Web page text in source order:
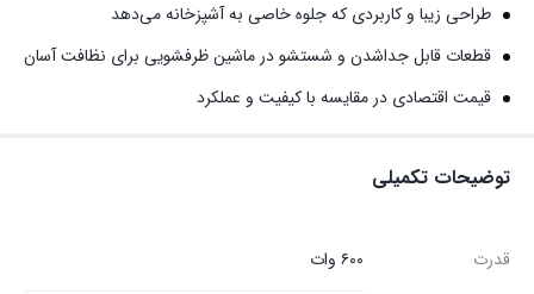
طراحی زیبا و کاربردی که جلوه خاصی به آشپزخانه می‌دهد
قطعات قابل جداشدن و شستشو در ماشین ظرفشویی برای نظافت آسان
قیمت اقتصادی در مقایسه با کیفیت و عملکرد
توضیحات تکمیلی
قدرت ۶۰۰ وات